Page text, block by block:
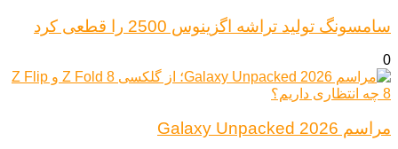
سامسونگ تولید تراشه اگزینوس 2500 را قطعی کرد
0
مراسم Galaxy Unpacked 2026